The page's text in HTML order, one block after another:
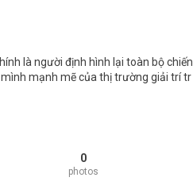
là người định hình lại toàn bộ chiến
mạnh mẽ của thị trường giải trí tr
0
photos